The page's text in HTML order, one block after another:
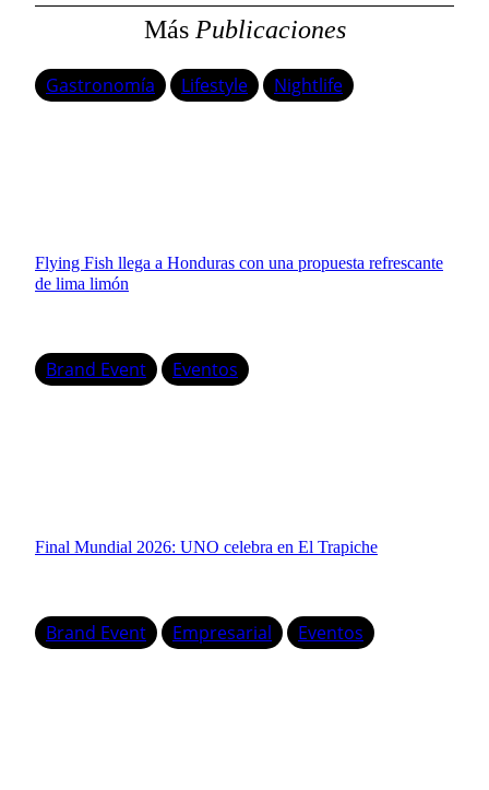
MásPublicaciones
Gastronomía Lifestyle Nightlife
Flying Fish llega a Honduras con una propuesta refrescante
de lima limón
Brand Event Eventos
Final Mundial 2026: UNO celebra en El Trapiche
Brand Event Empresarial Eventos